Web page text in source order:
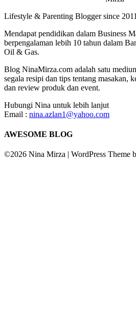
Lifestyle & Parenting Blogger since
Mendapat pendidikan dalam Business
berpengalaman lebih 10 tahun dalam
Oil & Gas.
Blog NinaMirza.com adalah satu
segala resipi dan tips tentang masakan,
dan review produk dan event.
Hubungi Nina untuk lebih lanjut
Email : nina.azlan1@yahoo.com
AWESOME BLOG
©2026 Nina Mirza | WordPress Theme